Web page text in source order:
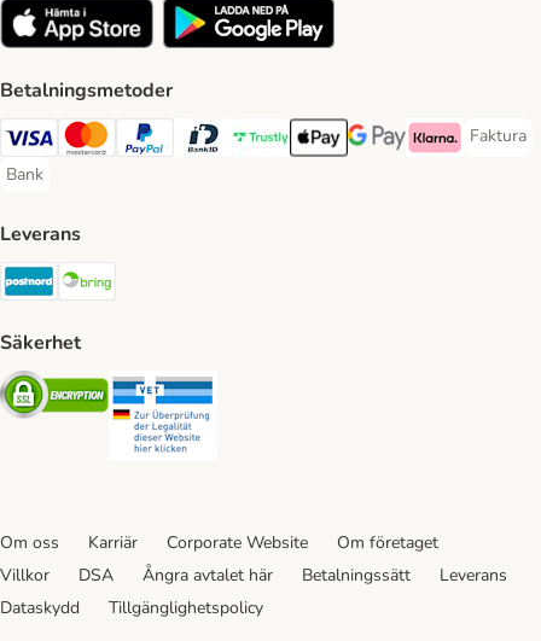
Betalningsmetoder
Visa Payment Method
Mastercard Payment Method
PayPal Payment Method
BankID Payment Method
Trustly Payment Method
Apple Pay Payment Method
Googple Pay Payment
Klarna Payment
Faktura
Faktura
Bank
Bank Payment Method
Leverans
Postnord Shipping Method
Säkerhet
Security
Om oss Karriär Corporate Website
Om företaget
Villkor
DSA Ångra avtalet här Betalningssätt
Leverans
Dataskydd
Tillgänglighetspolicy